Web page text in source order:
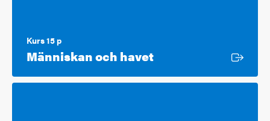
Kurs 15 p
Människan och havetExtern länk